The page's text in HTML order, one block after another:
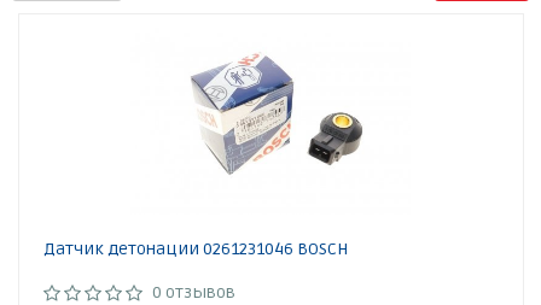
Датчик детонации 0261231046 BOSCH
0 отзывов